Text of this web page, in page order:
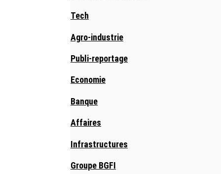
Tech
Agro-industrie
Publi-reportage
Economie
Banque
Affaires
Infrastructures
Groupe BGFI